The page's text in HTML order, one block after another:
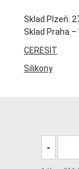
Sklad Plzeň:
Sklad Praha –
CERESIT
Silikony
-